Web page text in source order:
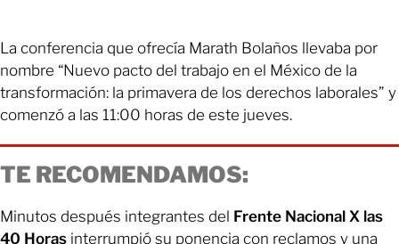
La conferencia que ofrecía Marath Bolaños llevaba por
nombre “Nuevo pacto del trabajo en el México de la
transformación: la primavera de los derechos laborales” y
comenzó a las 11:00 horas de este jueves.
TE RECOMENDAMOS:
Minutos después integrantes del Frente Nacional X las
40 Horas interrumpió su ponencia con reclamos y una